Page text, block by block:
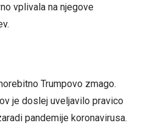
vplivala na njegove
Trumpovo zmago.
je doslej uveljavilo pravico
pandemije koronavirusa.